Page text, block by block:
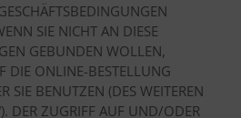
SIE NICHT AN DIESE
GEBUNDEN WOLLEN,
DIE ONLINE-BESTELLUNG
SIE BENUTZEN (DES WEITEREN
DER ZUGRIFF AUF UND/ODER